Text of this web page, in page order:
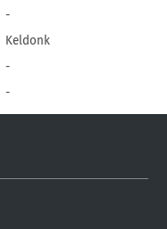
-
Keldonk
-
-